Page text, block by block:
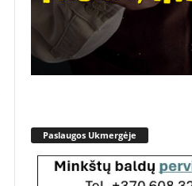
Paslaugos Ukmergėje